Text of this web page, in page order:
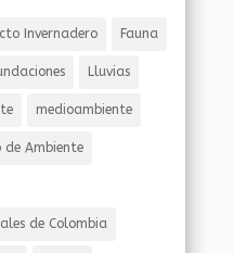
Invernadero Fauna
Lluvias
medioambiente
de Ambiente
de Colombia